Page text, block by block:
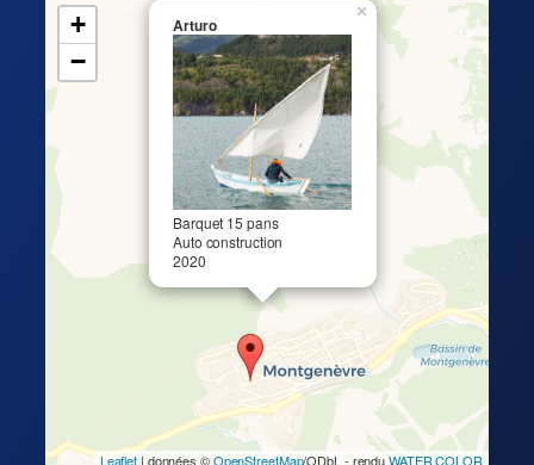
Arturo
Barquet 15 pans
Auto construction
2020
×
+
−
Leaflet | données ©OpenStreetMap/ODbL - renduWATER COLOR